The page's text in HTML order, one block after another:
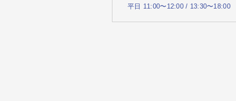
平日 11:00〜12:00 / 13:30〜18:00